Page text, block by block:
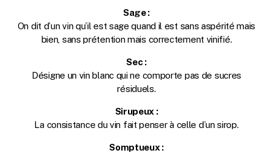
Sage :
On dit d’un vin qu’il est sage quand il est sans aspérité mais
bien, sans prétention mais correctement vinifié.
Sec :
Désigne un vin blanc qui ne comporte pas de sucres
résiduels.
Sirupeux :
La consistance du vin fait penser à celle d’un sirop.
Somptueux :